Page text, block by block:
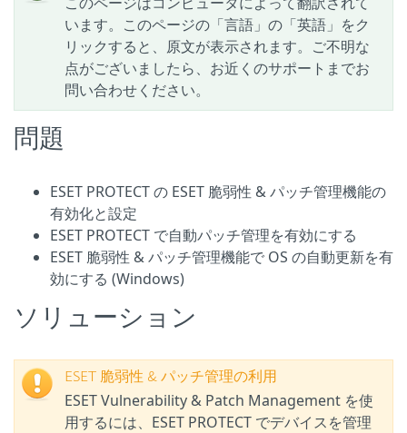
います。このページの「言語」の「英語」をク
リックすると、原文が表示されます。ご不明な
点がございましたら、お近くのサポートまでお
問い合わせください。
問題
ESET PROTECT の ESET 脆弱性 & パッチ管理機能の
有効化と設定
ESET PROTECT で自動パッチ管理を有効にする
ESET 脆弱性 & パッチ管理機能で OS の自動更新を有
効にする (Windows)
ソリューション
ESET 脆弱性 & パッチ管理の利用
ESET Vulnerability & Patch Management を使
用するには、ESET PROTECT でデバイスを管理